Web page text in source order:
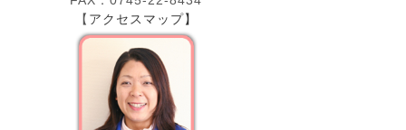
【 アクセスマップ】